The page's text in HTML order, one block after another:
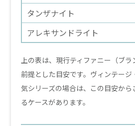
タンザナイト
アレキサンドライト
上の表は、現行ティファニー（ブラ
前提とした目安です。ヴィンテー
気シリーズの場合は、この目安か
るケースがあります。